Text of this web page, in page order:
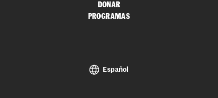
DONAR
PROGRAMAS
Español